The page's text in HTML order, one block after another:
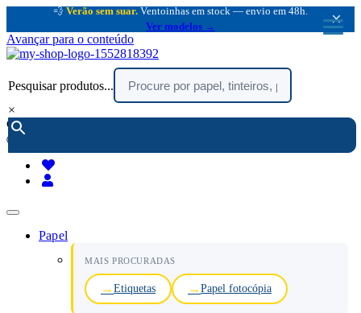
💨 Verão sem suar. Ventoinhas em stock — envio em 48h.
Ver modelos →
×
Avançar para o conteúdo
Pesquisar produtos...
×
encomendar por telefone :
(chamada rede fixa nacional)
Papel
MAIS PROCURADAS
Etiquetas Papel fotocópia